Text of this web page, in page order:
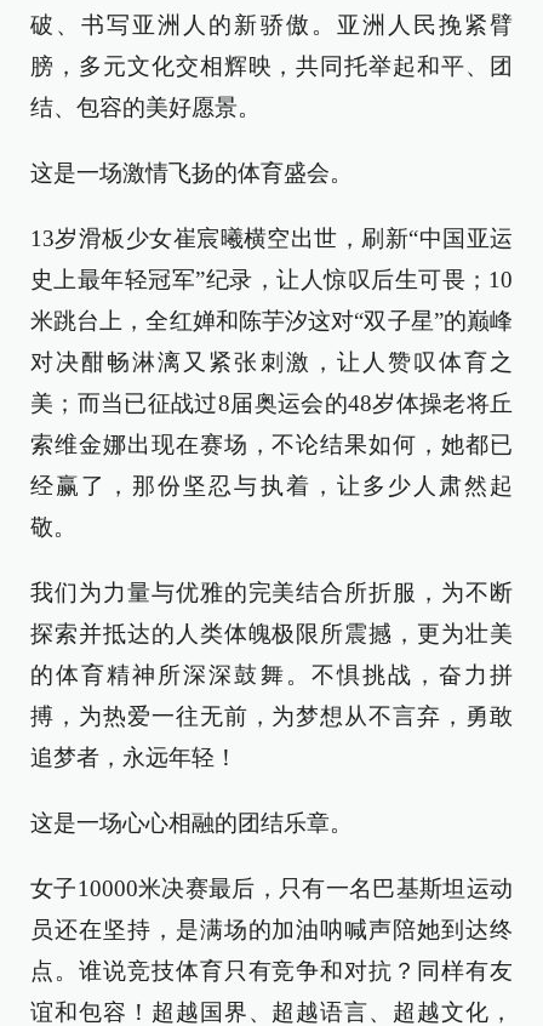
破、书写亚洲人的新骄傲。亚洲人民挽紧臂
膀，多元文化交相辉映，共同托举起和平、团
结、包容的美好愿景。
这是一场激情飞扬的体育盛会。
13岁滑板少女崔宸曦横空出世，刷新“中国亚运
史上最年轻冠军”纪录，让人惊叹后生可畏；10
米跳台上，全红婵和陈芋汐这对“双子星”的巅峰
对决酣畅淋漓又紧张刺激，让人赞叹体育之
美；而当已征战过8届奥运会的48岁体操老将丘
索维金娜出现在赛场，不论结果如何，她都已
经赢了，那份坚忍与执着，让多少人肃然起
敬。
我们为力量与优雅的完美结合所折服，为不断
探索并抵达的人类体魄极限所震撼，更为壮美
的体育精神所深深鼓舞。不惧挑战，奋力拼
搏，为热爱一往无前，为梦想从不言弃，勇敢
追梦者，永远年轻！
这是一场心心相融的团结乐章。
女子10000米决赛最后，只有一名巴基斯坦运动
员还在坚持，是满场的加油呐喊声陪她到达终
点。谁说竞技体育只有竞争和对抗？同样有友
谊和包容！超越国界、超越语言、超越文化，